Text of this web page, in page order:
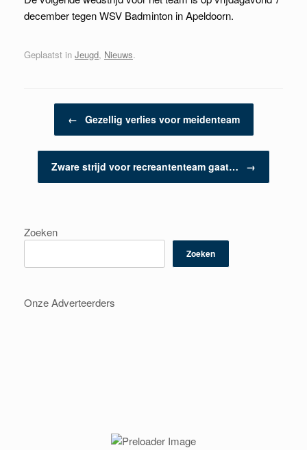
december tegen WSV Badminton in Apeldoorn.
Geplaatst in Jeugd, Nieuws.
Berichtnavigatie
← Gezellig verlies voor meidenteam
Zware strijd voor recreantenteam gaat… →
Zoeken
Zoeken
Onze Adverteerders